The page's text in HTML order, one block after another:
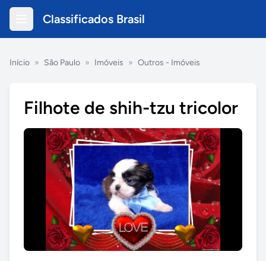
Classificados Brasil
Início » São Paulo » Imóveis » Outros - Imóveis
Filhote de shih-tzu tricolor